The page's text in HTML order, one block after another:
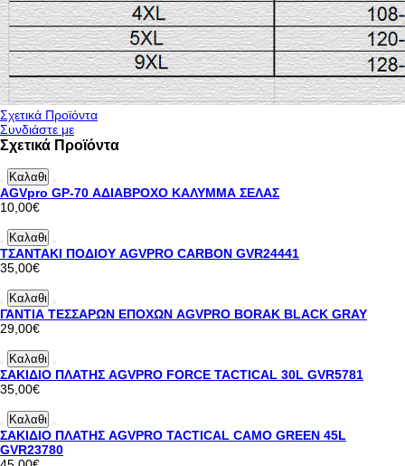
Σχετικά Προϊόντα
Συνδιάστε με
Σχετικά Προϊόντα
Καλαθι
AGVpro GP-70 ΑΔΙΑΒΡΟΧΟ ΚΑΛΥΜΜΑ ΣΕΛΑΣ
10,00€
Καλαθι
ΤΣΑΝΤΑΚΙ ΠΟΔΙΟΥ AGVPRO CARBON GVR24441
35,00€
Καλαθι
ΓΑΝΤΙΑ ΤΕΣΣΑΡΩΝ ΕΠΟΧΩΝ AGVPRO BORAK BLACK GRAY
29,00€
Καλαθι
ΣΑΚΙΔΙΟ ΠΛΑΤΗΣ AGVPRO FORCE TACTICAL 30L GVR5781
35,00€
Καλαθι
ΣΑΚΙΔΙΟ ΠΛΑΤΗΣ AGVPRO TACTICAL CAMO GREEN 45L
GVR23780